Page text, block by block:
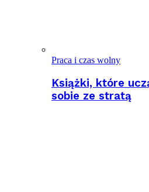
Praca i czas wolny
Książki, które
sobie ze stratą